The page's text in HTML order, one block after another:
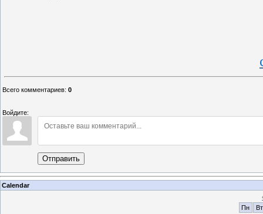
Всего комментариев: 0
Войдите:
Отправить
Calendar
Пн
Вт